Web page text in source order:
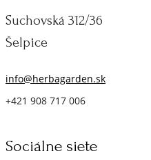
Suchovská
Šelpice
info@herbagarden.sk
+421 908 717 006
Sociálne siete